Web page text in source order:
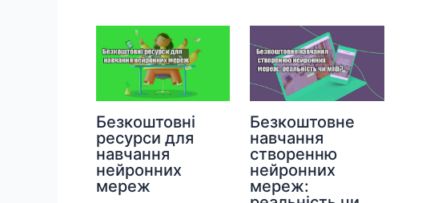
Безкоштовні
ресурси для
навчання
нейронних
мереж
Безкоштовне
навчання
створенню
нейронних
мереж: